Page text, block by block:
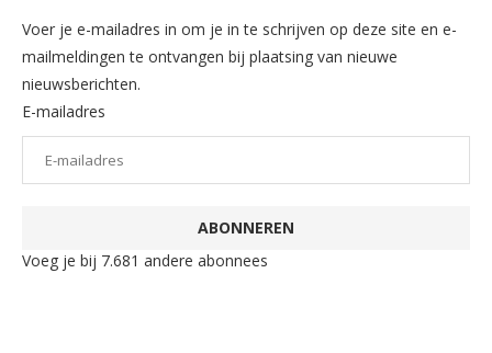
Voer je e-mailadres in om je in te schrijven op deze site en e-
mailmeldingen te ontvangen bij plaatsing van nieuwe
nieuwsberichten.
E-mailadres
ABONNEREN
Voeg je bij 7.681 andere abonnees